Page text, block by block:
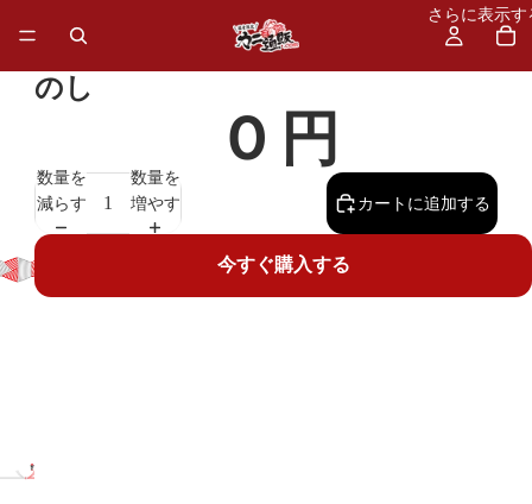
さらに表示す
のし
0 円
数量を
減らす
数量を
増やす
カートに追加する
今すぐ購入する